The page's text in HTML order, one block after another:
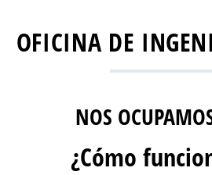
OFICINA DE
NOS
¿Cómo